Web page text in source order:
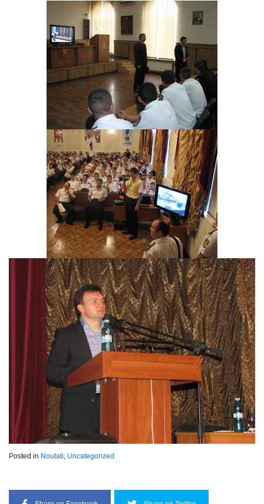
Posted in Noutati, Uncategorized